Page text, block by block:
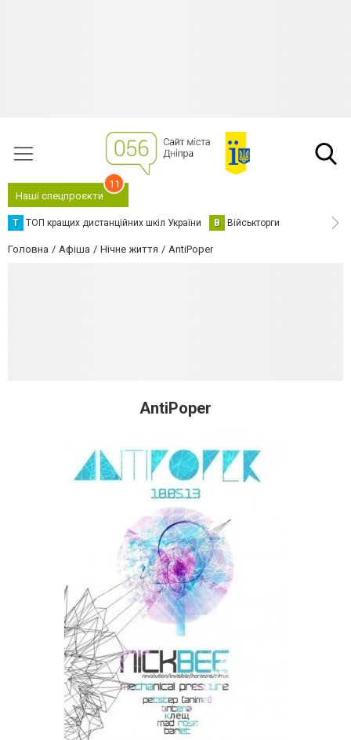
Наші спецпроєкти
11
Т ТОП кращих дистанційних шкіл України В Військторги
Головна Афіша Нічне життя AntiPoper
AntiPoper